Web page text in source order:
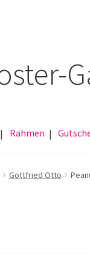
Rahmen
Gottfried Otto